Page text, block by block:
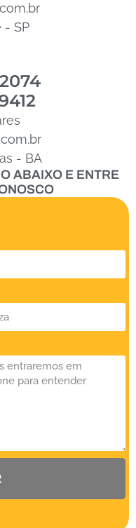
- SP
- BA
ABAIXO E ENTRE